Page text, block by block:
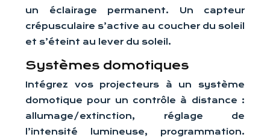
un éclairage permanent. Un capteur
crépusculaire s’active au coucher du soleil
et s’éteint au lever du soleil.
Systèmes domotiques
Intégrez vos projecteurs à un système
domotique pour un contrôle à distance :
allumage/extinction, réglage de
l’intensité lumineuse, programmation.